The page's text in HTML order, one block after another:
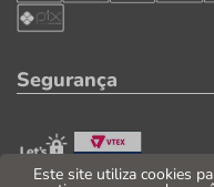
Este site utiliza cookies
Segurança